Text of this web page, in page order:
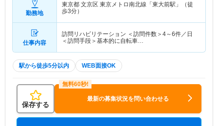
勤務地
東京都 文京区 東京メトロ南北線「東大前駅」（徒
歩3分）
仕事内容
訪問リハビリテーション ＜訪問件数＞4～6件／日
＜訪問手段＞基本的に自転車…
駅から徒歩5分以内 WEB面接OK
保存する
最新の募集状況を問い合わせる